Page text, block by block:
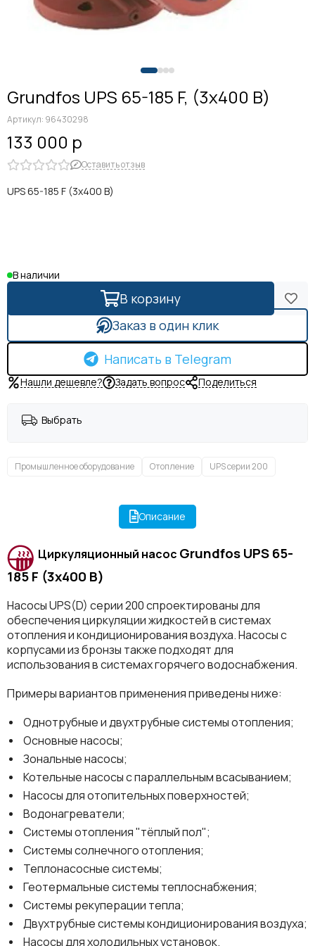
Grundfos UPS 65-185 F, (3x400 В)
Артикул: 96430298
133 000 р
Оставить отзыв
UPS 65-185 F (3x400 B)
В наличии
В корзину
Заказ в один клик
Написать в Telegram
Нашли дешевле? Задать вопрос Поделиться
Выбрать
Промышленное оборудование Отопление UPS серии 200
Описание
Циркуляционный насос Grundfos UPS 65-
185 F (3x400 B)
Насосы UPS(D) серии 200 спроектированы для
обеспечения циркуляции жидкостей в системах
отопления и кондиционирования воздуха. Насосы с
корпусами из бронзы также подходят для
использования в системах горячего водоснабжения.
Примеры вариантов применения приведены ниже:
Однотрубные и двухтрубные системы отопления;
Основные насосы;
Зональные насосы;
Котельные насосы с параллельным всасыванием;
Насосы для отопительных поверхностей;
Водонагреватели;
Системы отопления "тёплый пол";
Системы солнечного отопления;
Теплонасосные системы;
Геотермальные системы теплоснабжения;
Системы рекуперации тепла;
Двухтрубные системы кондиционирования воздуха;
Насосы для холодильных установок.